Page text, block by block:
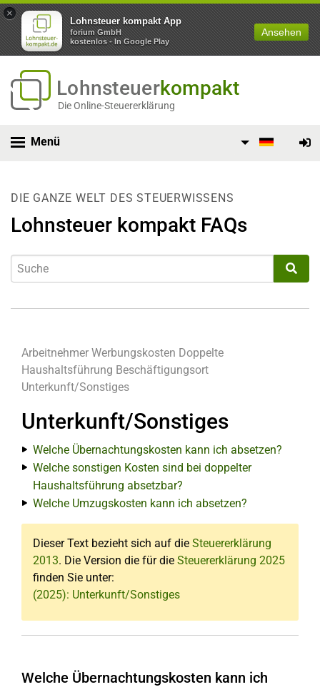
×
Lohnsteuer kompakt App
forium GmbH
kostenlos - In Google Play
Ansehen
Lohnsteuerkompakt
Die Online-Steuererklärung
Menü
DIE GANZE WELT DES STEUERWISSENS
Lohnsteuer kompakt FAQs
Arbeitnehmer Werbungskosten Doppelte
Haushaltsführung Beschäftigungsort
Unterkunft/Sonstiges
Unterkunft/Sonstiges
Welche Übernachtungskosten kann ich absetzen?
Welche sonstigen Kosten sind bei doppelter
Haushaltsführung absetzbar?
Welche Umzugskosten kann ich absetzen?
Dieser Text bezieht sich auf die Steuererklärung
2013. Die Version die für die Steuererklärung 2025
finden Sie unter:
(2025): Unterkunft/Sonstiges
Welche Übernachtungskosten kann ich